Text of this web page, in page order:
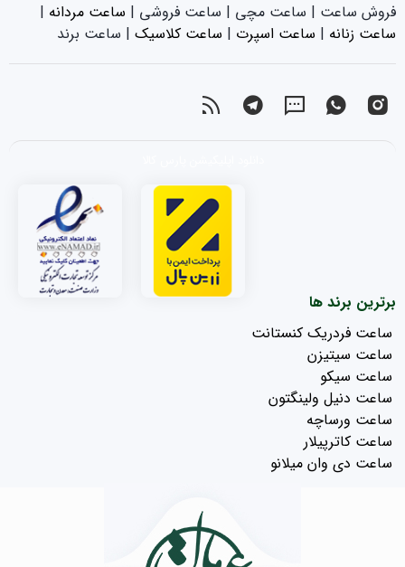
فروش ساعت | ساعت مچی | ساعت فروشی | ساعت مردانه |
ساعت زنانه |‌ ساعت اسپرت |‌ ساعت کلاسیک | ساعت برند
برترین برند ها
ساعت فردریک کنستانت
ساعت سیتیزن
ساعت سیکو
ساعت دنیل ولینگتون
ساعت ورساچه
ساعت کاترپیلار
ساعت دی وان میلانو